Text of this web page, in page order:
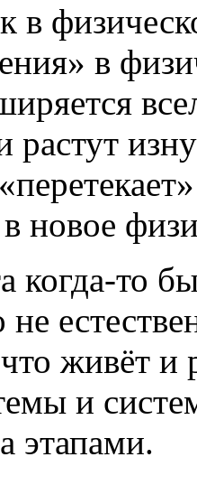
в
в
новое
когда-то
не
живёт и
и
этапами.